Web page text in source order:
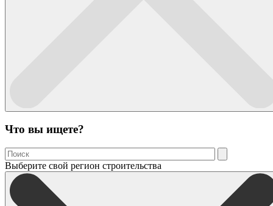
Что вы ищете?
Выберите свой регион строительства